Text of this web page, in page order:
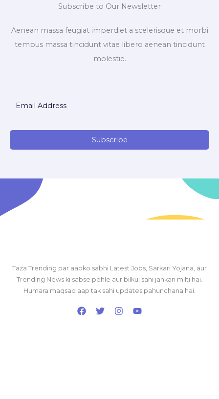
Subscribe to Our Newsletter
Aenean massa feugiat imperdiet a scelerisque et morbi
tempus massa tincidunt vitae libero aenean tincidunt
molestie.
Subscribe
Taza Trending par aapko sabhi Latest Jobs, Sarkari Yojana, aur
Trending News ki sabse pehle aur bilkul sahi jankari milti hai.
Humara maqsad aap tak sahi updates pahunchana hai.